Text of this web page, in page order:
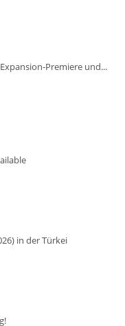
Premiere und...
in der Türkei